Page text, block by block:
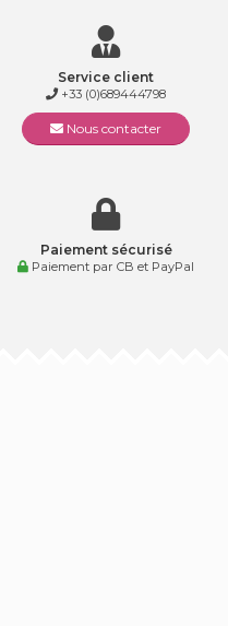
Service client
+33 (0)689444798
Nous contacter
Paiement sécurisé
Paiement par CB et PayPal